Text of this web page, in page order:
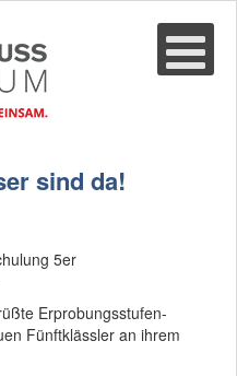
sind da!
Erprobungsstufen-
Fünftklässler an ihrem